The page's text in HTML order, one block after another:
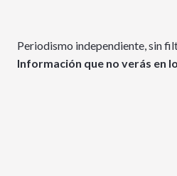
Periodismo independiente, sin
Información que no verás en